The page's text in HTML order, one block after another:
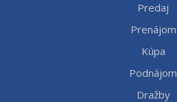
Predaj
Prenájom
Kúpa
Podnájom
Dražby